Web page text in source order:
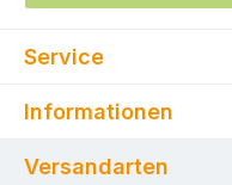
Service
Informationen
Versandarten